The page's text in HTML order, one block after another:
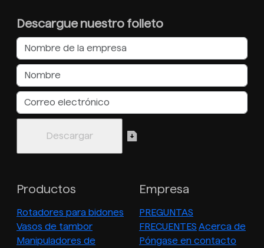
Descargue nuestro folleto
Productos
Rotadores para bidones
Vasos de tambor
Manipuladores de
Empresa
PREGUNTAS
FRECUENTES Acerca de
Póngase en contacto